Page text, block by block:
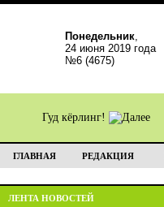
Понедельник,
24 июня 2019 года
№6 (4675)
Гуд кёрлинг!
ГЛАВНАЯ РЕДАКЦИЯ
ЛЕНТА НОВОСТЕЙ